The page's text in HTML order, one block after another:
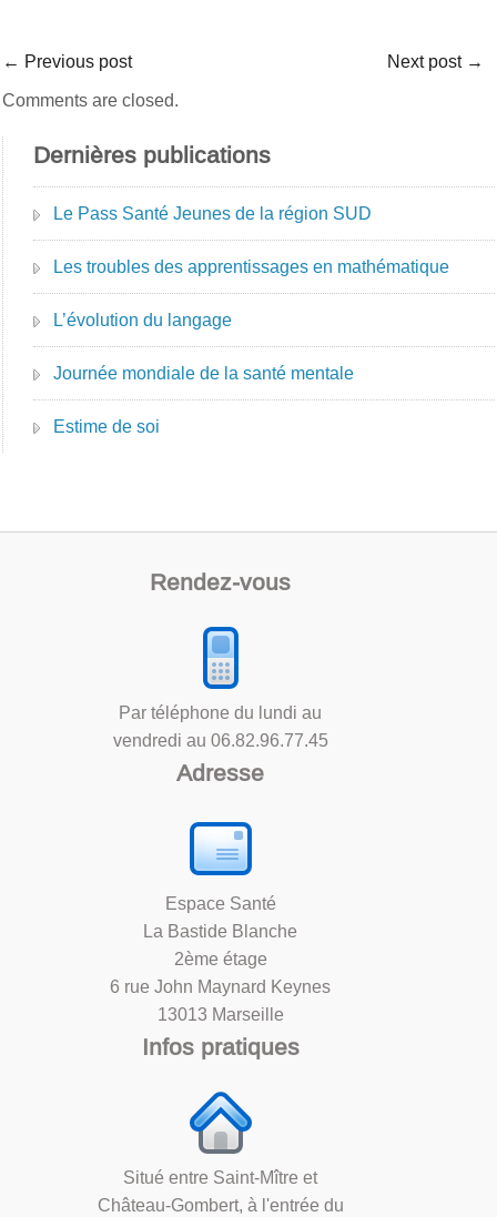
← Previous post Next post →
Comments are closed.
Dernières publications
Le Pass Santé Jeunes de la région SUD
Les troubles des apprentissages en mathématique
L’évolution du langage
Journée mondiale de la santé mentale
Estime de soi
Rendez-vous
Par téléphone du lundi au
vendredi au 06.82.96.77.45
Adresse
Espace Santé
La Bastide Blanche
2ème étage
6 rue John Maynard Keynes
13013 Marseille
Infos pratiques
Situé entre Saint-Mître et
Château-Gombert, à l'entrée du